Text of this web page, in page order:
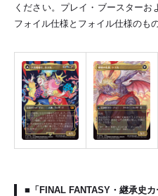
ください。プレイ・ブースター
フォイル仕様とフォイル仕様のも
■「FINAL FANTASY・継承史カ